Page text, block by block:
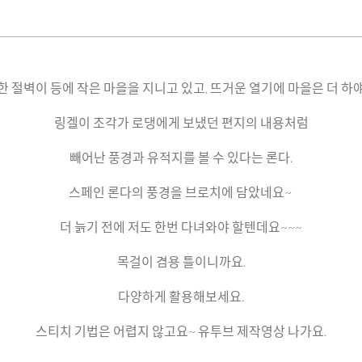
절벽이 등에 작은 마을을 지니고 있고, 뜨거운 열기에 마을은 더 하
링겔이 조각가 로댕에게 보냈던 편지의 내용처럼
빼어난 풍경과 유적지를 볼 수 있다는 론다.
스페인 론다의 풍경을 브로치에 담았네요~
더 늙기 전에 저도 한번 다녀와야 할텐데요~~~
목걸이 겸용 틀이니까요.
다양하게 활용해보세요.
스티치 기법은 어렵지 않고요~ 유투브 제작영상 나가요.